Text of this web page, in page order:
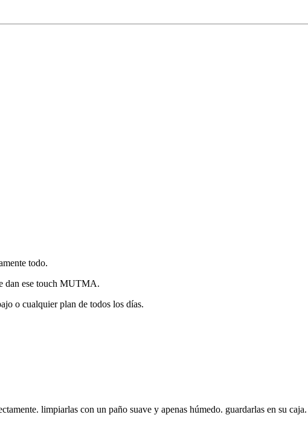
todo.
dan ese touch MUTMA.
o cualquier plan de todos los días.
limpiarlas con un paño suave y apenas húmedo. guardarlas en su